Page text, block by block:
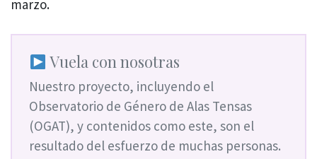
marzo.
Vuela con nosotras
Nuestro proyecto, incluyendo el
Observatorio de Género de Alas Tensas
(OGAT), y contenidos como este, son el
resultado del esfuerzo de muchas personas.